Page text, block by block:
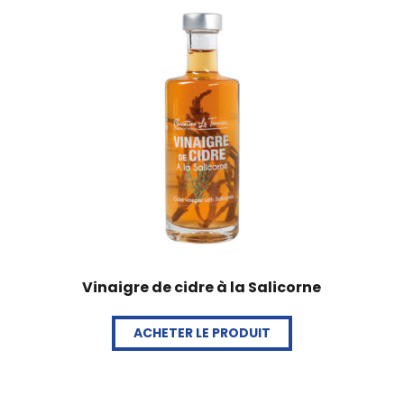
Vinaigre de cidre à la Salicorne
ACHETER LE PRODUIT